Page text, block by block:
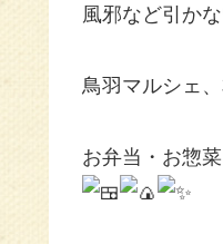
風邪など引か
鳥羽マルシェ
お弁当・お惣